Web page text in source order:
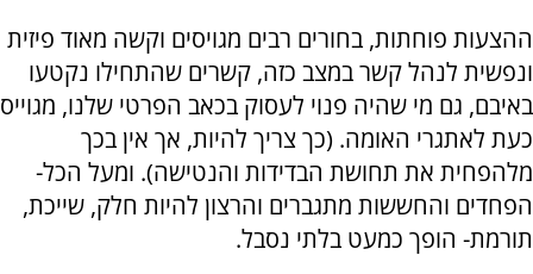
ההצעות פוחתות, בחורים רבים מגויסים וקשה מאוד פיזית
ונפשית לנהל קשר במצב כזה, קשרים שהתחילו נקטעו
באיבם, גם מי שהיה פנוי לעסוק בכאב הפרטי שלנו, מגוייס
כעת לאתגרי האומה. (כך צריך להיות, אך אין בכך
מלהפחית את תחושת הבדידות והנטישה). ומעל הכל-
הפחדים והחששות מתגברים והרצון להיות חלק, שייכת,
תורמת- הופך כמעט בלתי נסבל.